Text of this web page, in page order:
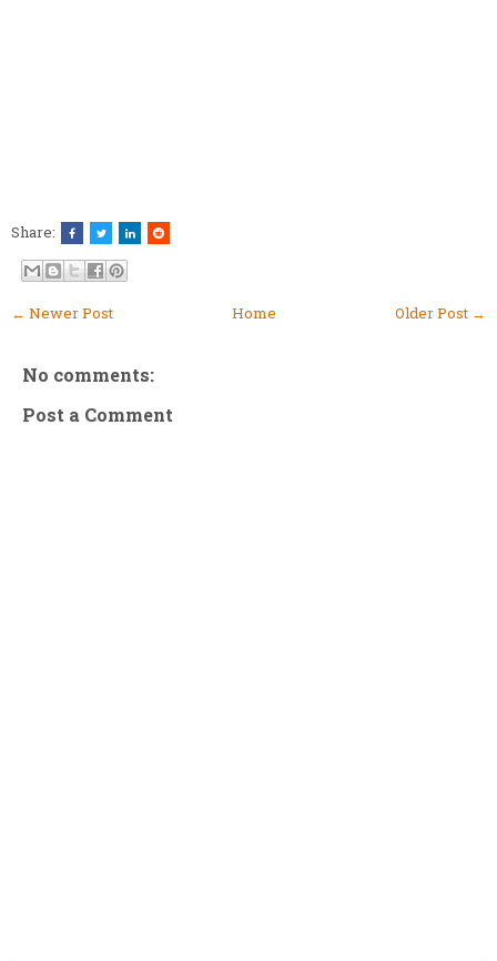
Share:
← Newer Post Older Post →
Home
No comments:
Post a Comment